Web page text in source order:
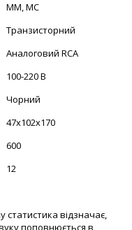
MM, MC
Транзисторний
Аналоговий RCA
100-220 В
Чорний
47х102х170
600
12
статистика відзначає,
поповнюється в